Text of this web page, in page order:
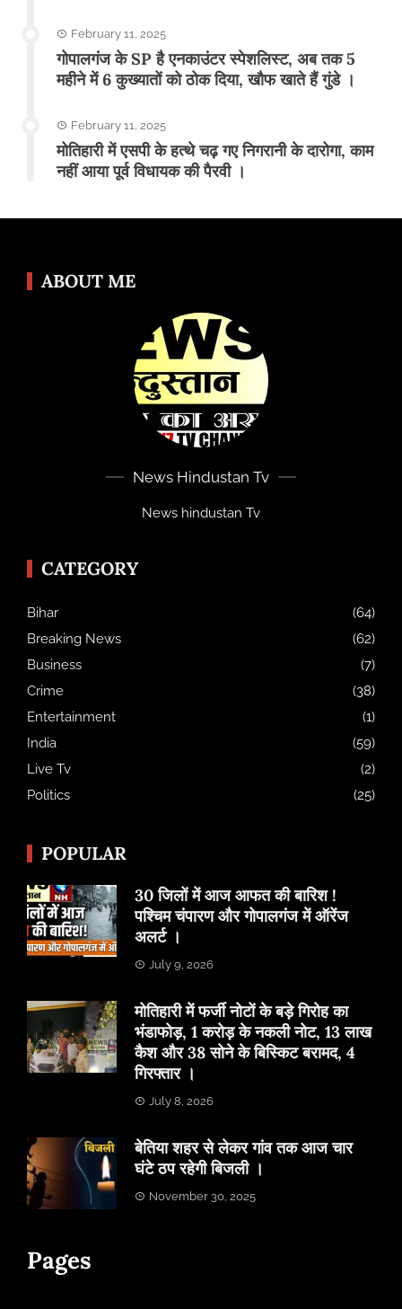
February 11, 2025
गोपालगंज के SP है एनकाउंटर स्पेशलिस्ट, अब तक 5
महीने में 6 कुख्यातों को ठोक दिया, खौफ खाते हैं गुंडे ।
February 11, 2025
मोतिहारी में एसपी के हत्थे चढ़ गए निगरानी के दारोगा, काम
नहीं आया पूर्व विधायक की पैरवी ।
ABOUT ME
News Hindustan Tv
News hindustan Tv
CATEGORY
Bihar
(64)
Breaking News
(62)
Business
(7)
Crime
(38)
Entertainment
(1)
India
(59)
Live Tv
(2)
Politics
(25)
POPULAR
30 जिलों में आज आफत की बारिश !
पश्चिम चंपारण और गोपालगंज में ऑरेंज
अलर्ट ।
July 9, 2026
मोतिहारी में फर्जी नोटों के बड़े गिरोह का
भंडाफोड़, 1 करोड़ के नकली नोट, 13 लाख
कैश और 38 सोने के बिस्किट बरामद, 4
गिरफ्तार ।
July 8, 2026
बेतिया शहर से लेकर गांव तक आज चार
घंटे ठप रहेगी बिजली ।
November 30, 2025
Pages